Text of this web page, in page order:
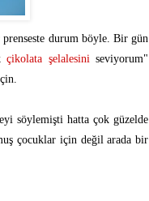
durum böyle. Bir gün
çikolata şelalesini seviyorum"
söylemişti hatta çok güzelde
çocuklar için değil arada bir